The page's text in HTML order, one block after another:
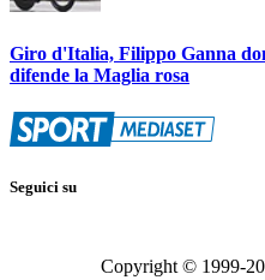
Giro d'Italia, Filippo Ganna
difende la Maglia rosa
Seguici su
Copyright © 1999-